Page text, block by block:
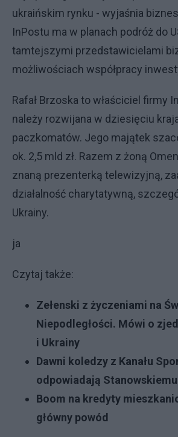
ukraińskim rynku - wyjaśnia
InPostu ma w planach podróż do
tamtejszymi przedstawicielami
możliwościach współpracy
Rafał Brzoska to właściciel firmy
należy rozwijana w dziesięciu
paczkomatów. Jego majątek
ok. 2,5 mld zł. Razem z żoną
znaną prezenterką telewizyjną,
działalność charytatywną,
Ukrainy.
ja
Czytaj także:
Zełenski z życzeniami na
Niepodległości. Mówi o
i Ukrainy
Dawni koledzy z Kanału
odpowiadają Stanowskiemu
Boom na kredyty
główny powód